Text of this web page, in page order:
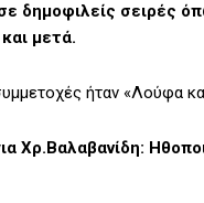
δημοφιλείς σειρές
μετά.
ήταν «Λούφα
Χρ.Βαλαβανίδη: